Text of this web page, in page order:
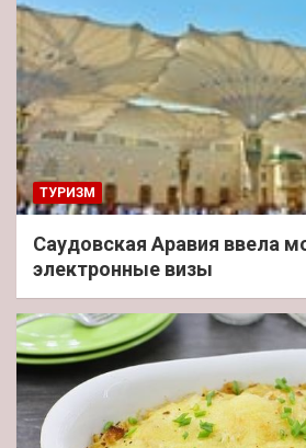
ТУРИЗМ
Саудовская Аравия ввела
электронные визы